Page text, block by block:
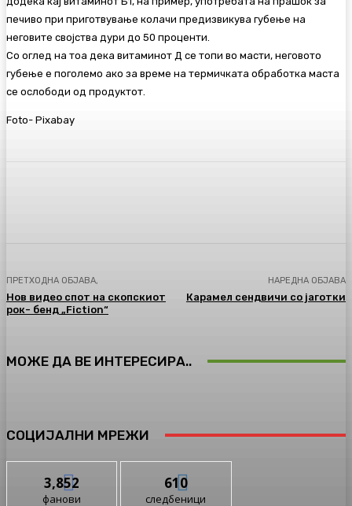
печиво при приготвување колачи предизвикува губење на
неговите својства дури до 50 проценти.
Со оглед на тоа дека витаминот Д се топи во масти, неговото
губење е поголемо ако за време на термичката обработка маста
се ослободи од продуктот.
Foto- Pixabay
ПРЕТХОДНА ОБЈАВА,
Нов видео спот на скопскиот
рок- бенд „Fiction“
НАРЕДНА ОБЈАВА
Карамел сендвичи со јаготки
МОЖЕ ДА ВЕ ИНТЕРЕСИРА..
СОЦИЈАЛНИ МРЕЖИ
3,852
фанови
610
следбеници